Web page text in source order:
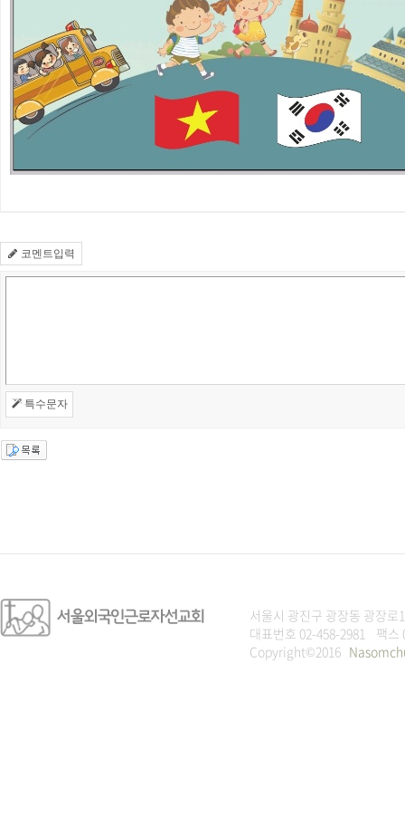
코멘트입력
특수문자
서울시 광진구 광장동 광장
대표번호 02-458-2981 팩
Copyright©2016